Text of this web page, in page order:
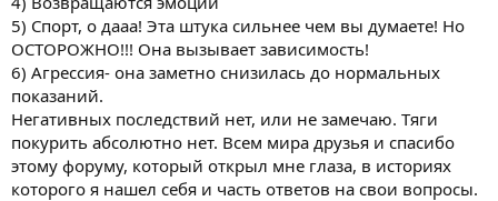
5) Спорт, о дааа! Эта штука сильнее чем вы думаете! Но
ОСТОРОЖНО!!! Она вызывает зависимость!
6) Агрессия- она заметно снизилась до нормальных
показаний.
Негативных последствий нет, или не замечаю. Тяги
покурить абсолютно нет. Всем мира друзья и спасибо
этому форуму, который открыл мне глаза, в историях
которого я нашел себя и часть ответов на свои вопросы.